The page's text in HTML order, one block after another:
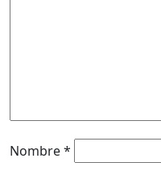
Nombre*